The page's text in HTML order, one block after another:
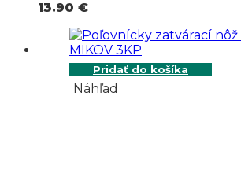
13.90 €
Pridať do košíka
Náhľad